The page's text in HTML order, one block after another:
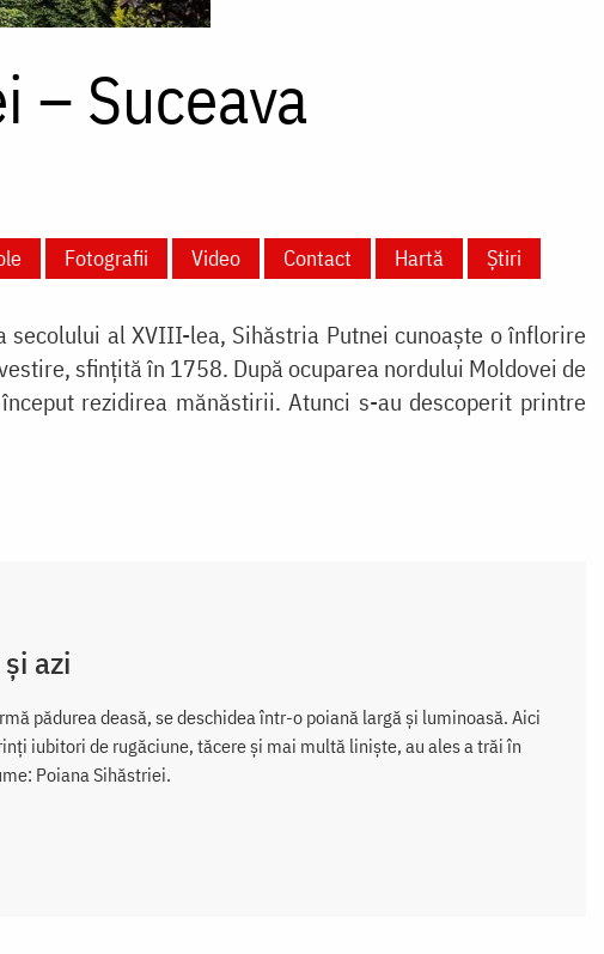
– Suceava
Fotografii Video Contact Hartă Știri
al XVIII-lea, Sihăstria Putnei cunoaşte o înflorire
sfinţită în 1758. După ocuparea nordului Moldovei de
rezidirea mănăstirii. Atunci s-au descoperit printre
azi
pădurea deasă, se deschidea într-o poiană largă și luminoasă. Aici
iubitori de rugăciune, tăcere și mai multă liniște, au ales a trăi în
Poiana Sihăstriei.